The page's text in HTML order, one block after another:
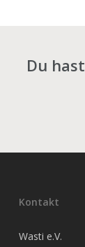
Du
Kontakt
Wasti e.V.